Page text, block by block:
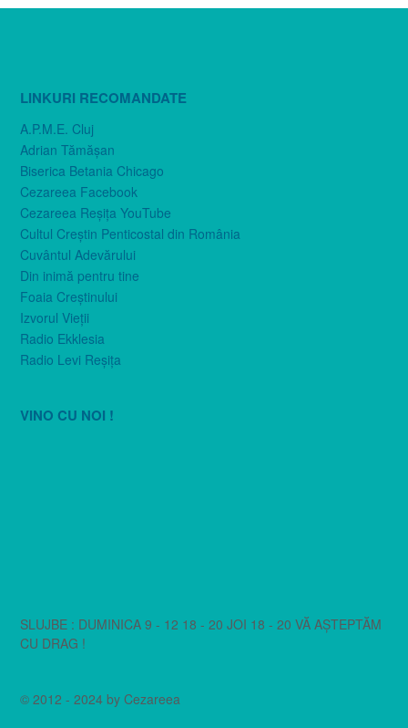
LINKURI RECOMANDATE
A.P.M.E. Cluj
Adrian Tămăşan
Biserica Betania Chicago
Cezareea Facebook
Cezareea Reşiţa YouTube
Cultul Creştin Penticostal din România
Cuvântul Adevărului
Din inimă pentru tine
Foaia Creştinului
Izvorul Vieţii
Radio Ekklesia
Radio Levi Reşiţa
VINO CU NOI !
SLUJBE : DUMINICA 9 - 12 18 - 20 JOI 18 - 20 VĂ AȘTEPTĂM
CU DRAG !
© 2012 - 2024 by Cezareea